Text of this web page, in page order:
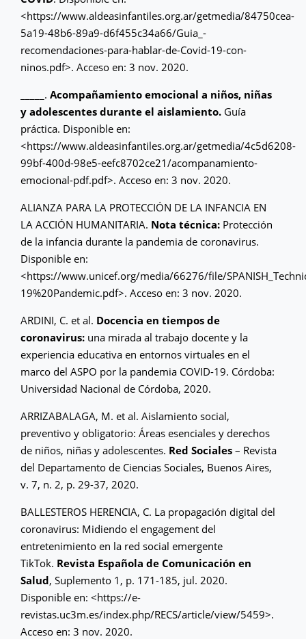
<https://www.aldeasinfantiles.org.ar/getmedia/84750cea-
5a19-48b6-89a9-d6f455c34a66/Guia_-
recomendaciones-para-hablar-de-Covid-19-con-
ninos.pdf>. Acceso en: 3 nov. 2020.
_____. Acompañamiento emocional a niños, niñas
y adolescentes durante el aislamiento. Guía
práctica. Disponible en:
<https://www.aldeasinfantiles.org.ar/getmedia/4c5d6208-
99bf-400d-98e5-eefc8702ce21/acompanamiento-
emocional-pdf.pdf>. Acceso en: 3 nov. 2020.
ALIANZA PARA LA PROTECCIÓN DE LA INFANCIA EN
LA ACCIÓN HUMANITARIA. Nota técnica: Protección
de la infancia durante la pandemia de coronavirus.
Disponible en:
<https://www.unicef.org/media/66276/file/
19%20Pandemic.pdf>. Acceso en: 3 nov. 2020.
ARDINI, C. et al. Docencia en tiempos de
coronavirus: una mirada al trabajo docente y la
experiencia educativa en entornos virtuales en el
marco del ASPO por la pandemia COVID-19. Córdoba:
Universidad Nacional de Córdoba, 2020.
ARRIZABALAGA, M. et al. Aislamiento social,
preventivo y obligatorio: Áreas esenciales y derechos
de niños, niñas y adolescentes. Red Sociales – Revista
del Departamento de Ciencias Sociales, Buenos Aires,
v. 7, n. 2, p. 29-37, 2020.
BALLESTEROS HERENCIA, C. La propagación digital del
coronavirus: Midiendo el engagement del
entretenimiento en la red social emergente
TikTok. Revista Española de Comunicación en
Salud, Suplemento 1, p. 171-185, jul. 2020.
Disponible en: <https://e-
revistas.uc3m.es/index.php/RECS/article/view/5459>.
Acceso en: 3 nov. 2020.